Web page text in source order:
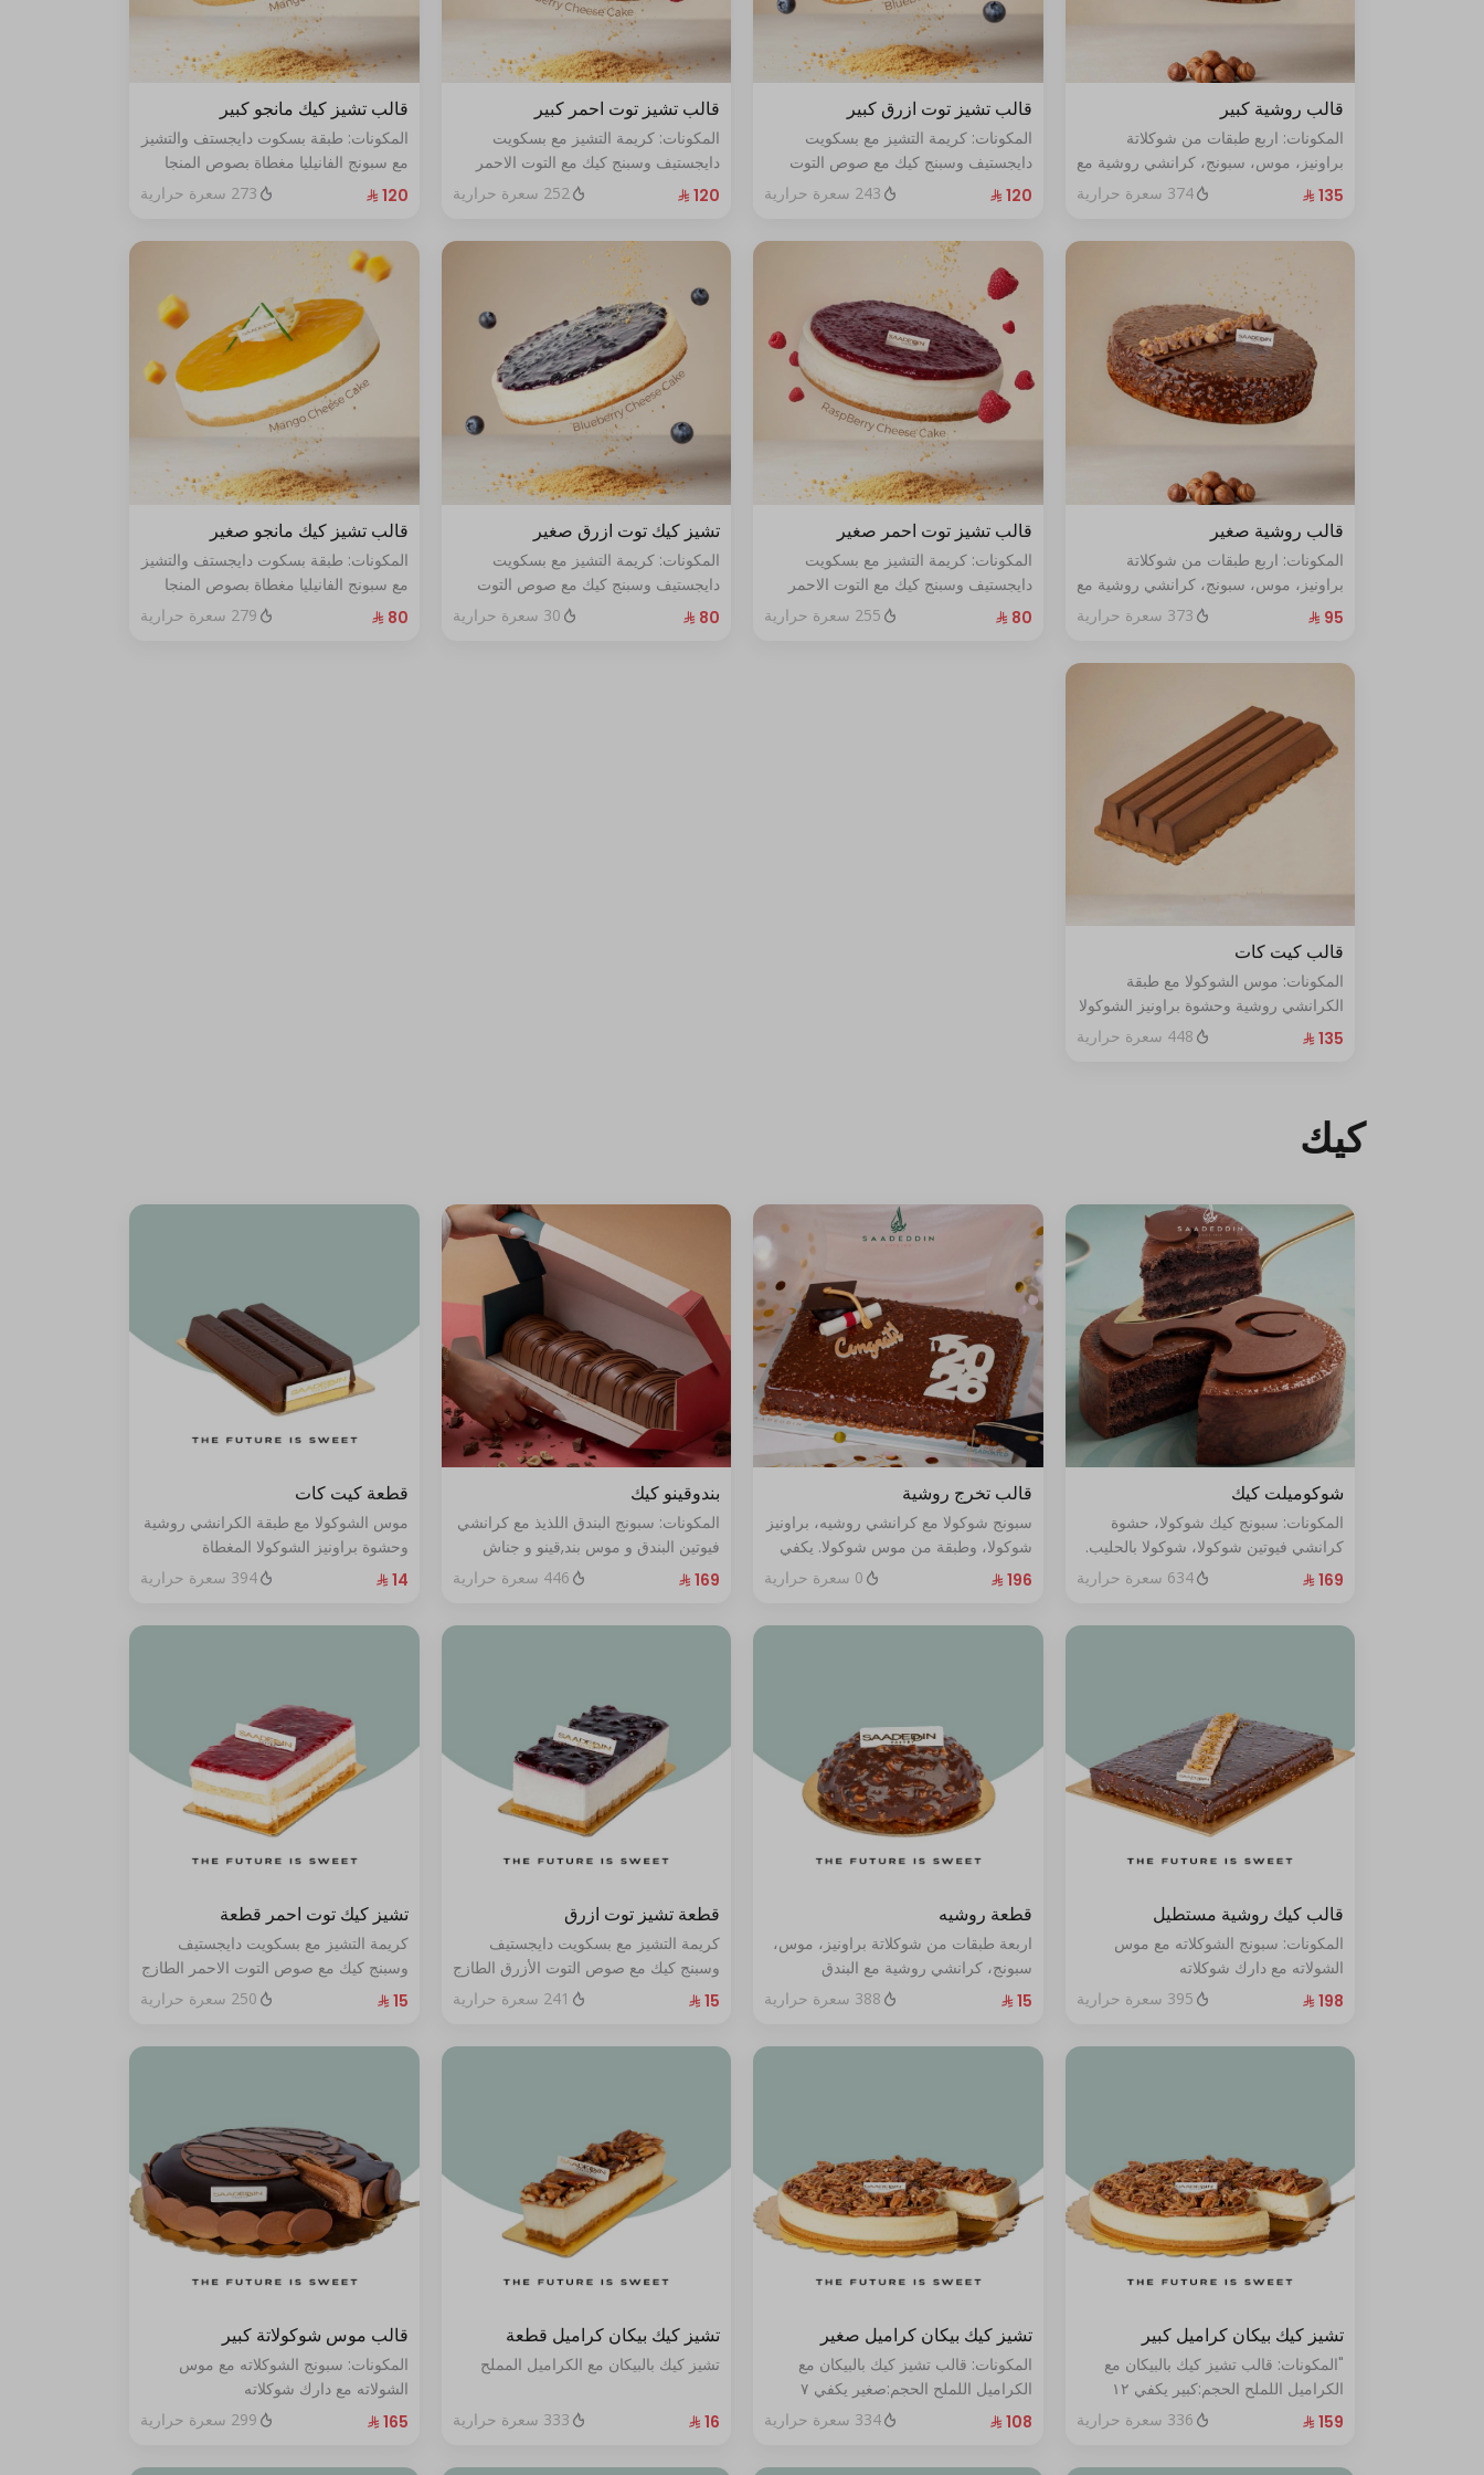
قالب روشية كبير
المكونات: اربع طبقات من شوكلاتة
براونيز، موس، سبونج، كرانشي روشية مع
البندق الحجم الحجم:كبير يكفي١٢شخص
374 سعرة حرارية
قالب تشيز توت ازرق كبير
المكونات: كريمة التشيز مع بسكويت
دايجستيف وسبنج كيك مع صوص التوت
الأزرق الطازج الحجم:كبير يكفي١٢شخص
243 سعرة حرارية
قالب تشيز توت احمر كبير
المكونات: كريمة التشيز مع بسكويت
دايجستيف وسبنج كيك مع التوت الاحمر
الطازج الحجم:كبير يكفي١٢شخص
252 سعرة حرارية
قالب تشيز كيك مانجو كبير
المكونات: طبقة بسكوت دايجستف والتشيز
مع سبونج الفانيليا مغطاة بصوص المنجا
الحجم: كبير يكفي ١٢ اشخاص
273 سعرة حرارية
قالب روشية صغير
المكونات: اربع طبقات من شوكلاتة
براونيز، موس، سبونج، كرانشي روشية مع
البندق الحجم: صغير يكفي ٧ أشخاص373 سعرة حرارية
قالب تشيز توت احمر صغير
المكونات: كريمة التشيز مع بسكويت
دايجستيف وسبنج كيك مع التوت الاحمر
الطازج الحجم:صغير يكفي٧شخص
255 سعرة حرارية
تشيز كيك توت ازرق صغير
المكونات: كريمة التشيز مع بسكويت
دايجستيف وسبنج كيك مع صوص التوت
الأزرق الطازج الحجم:صغير يكفي٧شخص
30 سعرة حرارية
قالب تشيز كيك مانجو صغير
المكونات: طبقة بسكوت دايجستف والتشيز
مع سبونج الفانيليا مغطاة بصوص المنجا
الحجم: صغير يكفي ٧ اشخاص
279 سعرة حرارية
قالب كيت كات
المكونات: موس الشوكولا مع طبقة
الكرانشي روشية وحشوة براونيز الشوكولا
المغطاة بالكراميل
448 سعرة حرارية
كيك
شوكوميلت كيك
المكونات: سبونج كيك شوكولا، حشوة
كرانشي فيوتين شوكولا، شوكولا بالحليب.
(تكفي من ٨ إلى ١٠ شخصًا)
634 سعرة حرارية
قالب تخرج روشية
سبونج شوكولا مع كرانشي روشيه، براونيز
شوكولا، وطبقة من موس شوكولا. يكفي
من ١٠ إلى ١٢ شخصًا
0 سعرة حرارية
بندوقينو كيك
المكونات: سبونج البندق اللذيذ مع كرانشي
فيوتين البندق و موس بند,قينو و جناش
البندق مع طبقة شوكولا ناعمة (تكفي من
446 سعرة حرارية
قطعة كيت كات
موس الشوكولا مع طبقة الكرانشي روشية
وحشوة براونيز الشوكولا المغطاة
بالكراميل
394 سعرة حرارية
قالب كيك روشية مستطيل
المكونات: سبونج الشوكلاته مع موس
الشولاته مع دارك شوكلاته
الحجم:صغير:يكفي ١٤ أشخاص"
395 سعرة حرارية
قطعة روشيه
اربعة طبقات من شوكلاتة براونيز، موس،
سبونج، كرانشي روشية مع البندق
388 سعرة حرارية
قطعة تشيز توت ازرق
كريمة التشيز مع بسكويت دايجستيف
وسبنج كيك مع صوص التوت الأزرق الطازج
241 سعرة حرارية
تشيز كيك توت احمر قطعة
كريمة التشيز مع بسكويت دايجستيف
وسبنج كيك مع صوص التوت الاحمر الطازج
250 سعرة حرارية
تشيز كيك بيكان كراميل كبير
"المكونات: قالب تشيز كيك بالبيكان مع
الكراميل اللملح الحجم:كبير يكفي ١٢
أشخاص"
336 سعرة حرارية
تشيز كيك بيكان كراميل صغير
المكونات: قالب تشيز كيك بالبيكان مع
الكراميل اللملح الحجم:صغير يكفي ٧
أشخاص
334 سعرة حرارية
تشيز كيك بيكان كراميل قطعة
تشيز كيك بالبيكان مع الكراميل المملح
333 سعرة حرارية
قالب موس شوكولاتة كبير
المكونات: سبونج الشوكلاته مع موس
الشولاته مع دارك شوكلاته
الحجم:كبير يكفي ١٢ أشخاص"
299 سعرة حرارية